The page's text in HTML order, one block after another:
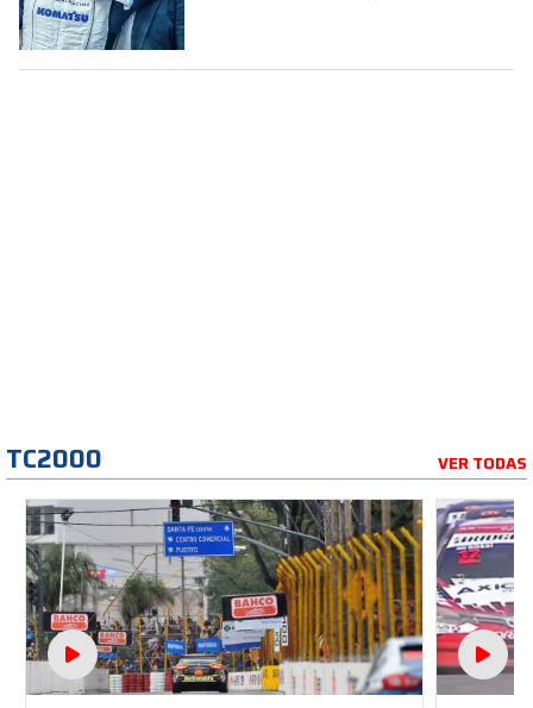
TC2000 VER TODAS